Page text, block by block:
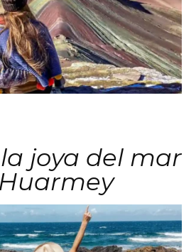
joya del mar